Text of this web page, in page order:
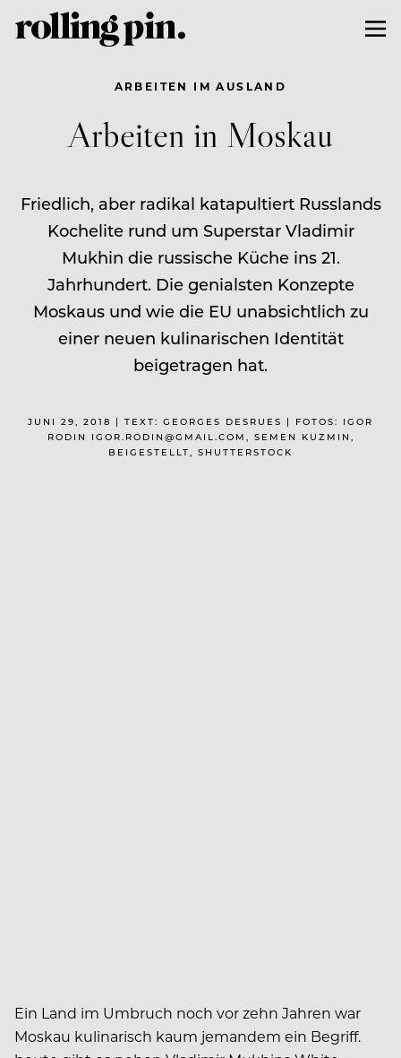
ARBEITEN IM AUSLAND
Arbeiten in Moskau
Friedlich, aber radikal katapultiert Russlands
Kochelite rund um Superstar Vladimir
Mukhin die russische Küche ins 21.
Jahrhundert. Die genialsten Konzepte
Moskaus und wie die EU unabsichtlich zu
einer neuen kulinarischen Identität
beigetragen hat.
JUNI 29, 2018 | TEXT: GEORGES DESRUES | FOTOS: IGOR
RODIN IGOR.RODIN@GMAIL.COM, SEMEN KUZMIN,
BEIGESTELLT, SHUTTERSTOCK
Ein Land im Umbruch noch vor zehn Jahren war
Moskau kulinarisch kaum jemandem ein Begriff.